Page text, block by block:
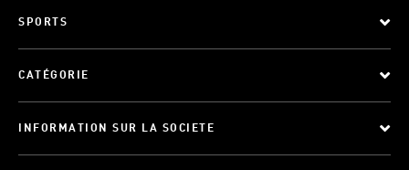
SPORTS
CATÉGORIE
INFORMATION SUR LA SOCIETE